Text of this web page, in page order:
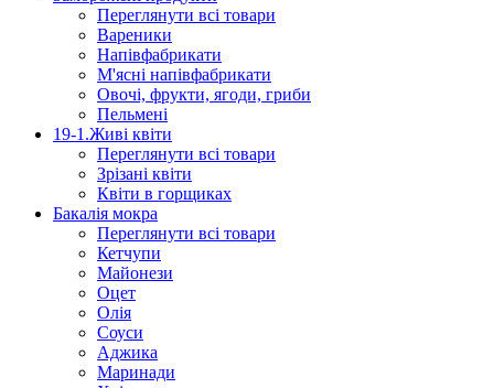
Переглянути всі товари
Вареники
Напівфабрикати
М'ясні напівфабрикати
Овочі, фрукти, ягоди, гриби
Пельмені
19-1.Живі квіти
Переглянути всі товари
Зрізані квіти
Квіти в горщиках
Бакалія мокра
Переглянути всі товари
Кетчупи
Майонези
Оцет
Олія
Соуси
Аджика
Маринади